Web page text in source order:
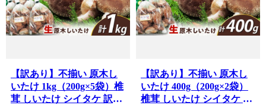
【訳あり】不揃い 原木し
いたけ 1kg（200g×5袋）椎
茸 しいたけ シイタケ 訳あ
【訳あり】不揃い 原木し
いたけ 400g（200g×2袋）
椎茸 しいたけ シイタケ 訳